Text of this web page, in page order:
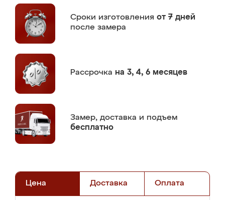
Сроки изготовления от 7 дней
после замера
Рассрочка на 3, 4, 6 месяцев
Замер, доставка и подъем
бесплатно
Цена Доставка Оплата